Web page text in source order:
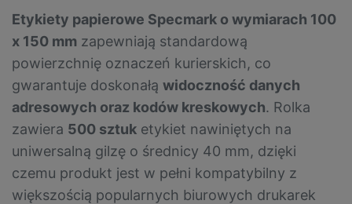
Etykiety papierowe Specmark o wymiarach 100
x 150 mm zapewniają standardową
powierzchnię oznaczeń kurierskich, co
gwarantuje doskonałą widoczność danych
adresowych oraz kodów kreskowych. Rolka
zawiera 500 sztuk etykiet nawiniętych na
uniwersalną gilzę o średnicy 40 mm, dzięki
czemu produkt jest w pełni kompatybilny z
większością popularnych biurowych drukarek